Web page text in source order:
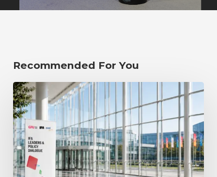
Recommended For You